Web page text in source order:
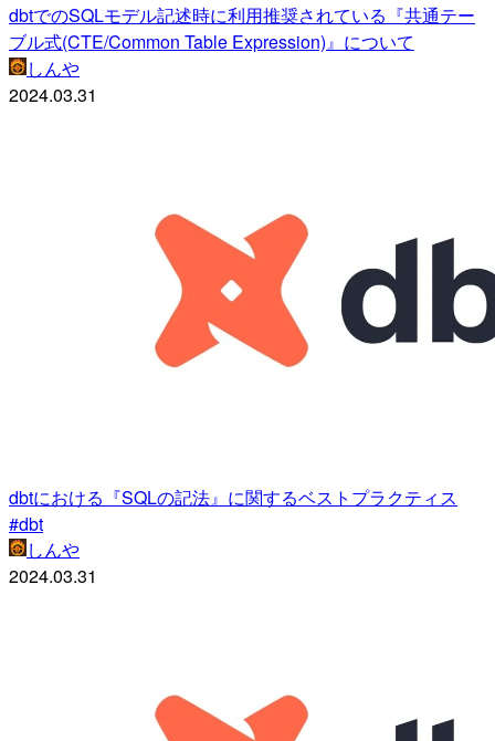
dbtでのSQLモデル記述時に利用推奨されている『共通テー
ブル式(CTE/Common Table Expression)』について
しんや
2024.03.31
dbtにおける『SQLの記法』に関するベストプラクティス
#dbt
しんや
2024.03.31